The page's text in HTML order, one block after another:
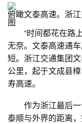
俯瞰文泰高速。浙
图
“时间都花在路上
无奈。文泰高速通
短。浙江交通集团
公里，起于文成县
寿高速。
作为浙江最后一
泰顺与外界的距离